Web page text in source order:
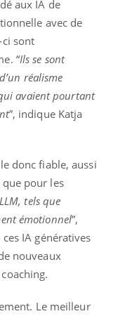
aux IA de
avec de
sont
“Ils se sont
réalisme
avaient pourtant
”, indique Katja
donc fiable, aussi
pour les
tels que
émotionnel”,
IA génératives
nouveaux
Le meilleur